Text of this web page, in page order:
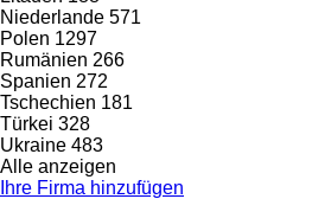
Niederlande 571
Polen 1297
Rumänien 266
Spanien 272
Tschechien 181
Türkei 328
Ukraine 483
Alle anzeigen
Ihre Firma hinzufügen